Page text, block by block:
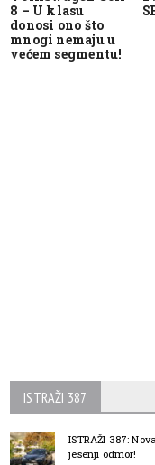
8 – U klasu
donosi ono što
mnogi nemaju u
većem segmentu!
ISTRAŽI 387
ISTRAŽI 387:
jesenji odmor!